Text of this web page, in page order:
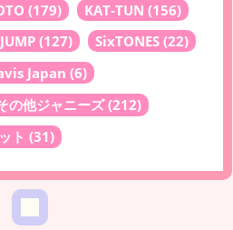
(179) KAT-TUN (156)
(127) SixTONES (22)
Japan (6)
の他ジャニーズ(212)
ト (31)